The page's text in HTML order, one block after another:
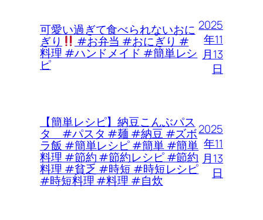
可愛い過ぎて食べられないおに
ぎり #お弁当 #おにぎり #
料理 #ハンドメイド #簡単レシ
ピ
2025
年11
月13
日
【簡単レシピ】納豆こんぶパス
タ #パスタ #麺 #納豆 #ズボ
ラ飯 #簡単レシピ #簡単 #簡単
料理 #節約 #節約レシピ #節約
料理 #貧乏 #時短 #時短レシピ
#時短料理 #料理 #自炊
2025
年11
月13
日